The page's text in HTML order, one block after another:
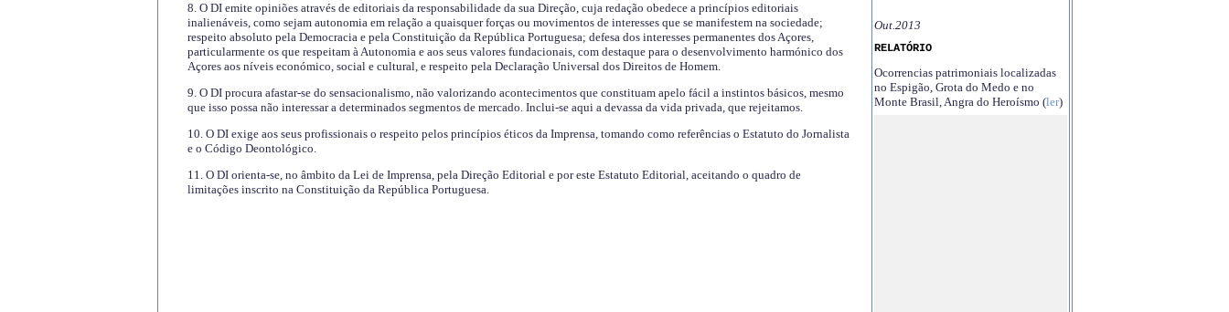
8. O DI emite opiniões através de editoriais da responsabilidade da sua Direção, cuja redação obedece a princípios editoriais
inalienáveis, como sejam autonomia em relação a quaisquer forças ou movimentos de interesses que se manifestem na sociedade;
respeito absoluto pela Democracia e pela Constituição da República Portuguesa; defesa dos interesses permanentes dos Açores,
particularmente os que respeitam à Autonomia e aos seus valores fundacionais, com destaque para o desenvolvimento harmónico dos
Açores aos níveis económico, social e cultural, e respeito pela Declaração Universal dos Direitos de Homem.
9. O DI procura afastar-se do sensacionalismo, não valorizando acontecimentos que constituam apelo fácil a instintos básicos, mesmo
que isso possa não interessar a determinados segmentos de mercado. Inclui-se aqui a devassa da vida privada, que rejeitamos.
10. O DI exige aos seus profissionais o respeito pelos princípios éticos da Imprensa, tomando como referências o Estatuto do Jornalista
e o Código Deontológico.
11. O DI orienta-se, no âmbito da Lei de Imprensa, pela Direção Editorial e por este Estatuto Editorial, aceitando o quadro de
limitações inscrito na Constituição da República Portuguesa.
Out.2013
RELATÓRIO
Ocorrencias patrimoniais localizadas
no Espigão, Grota do Medo e no
Monte Brasil, Angra do Heroísmo (ler)